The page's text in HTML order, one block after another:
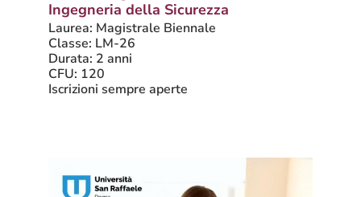
Ingegneria della Sicurezza
Laurea: Magistrale Biennale
Classe: LM-26
Durata: 2 anni
CFU: 120
Iscrizioni sempre aperte